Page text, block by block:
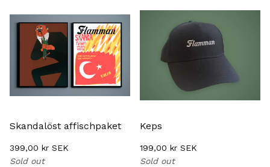
Skandalöst affischpaket
399,00 kr SEK
Sold out
Keps
199,00 kr SEK
Sold out